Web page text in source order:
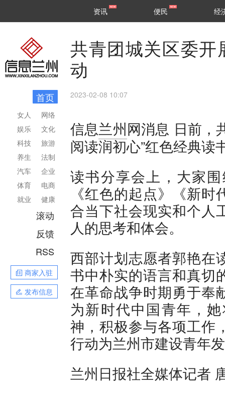
区县
资讯 便民 经
首页
网络
文化
旅游
法制
企业
电商
健康
女人
娱乐
科技
养生
汽车
体育
就业
滚动
反馈
RSS
商家入驻
发布信息
共青团城关区委
动
2023-02-08 10:07
信息兰州网消息 日前，
阅读润初心”红色经典读
读书分享会上，大家
《红色的起点》《新
合当下社会现实和个人
人的思考和体会。
西部计划志愿者郭艳在
书中朴实的语言和真切
在革命战争时期勇于奉
为新时代中国青年，
神，积极参与各项工作
行动为兰州市建设青年
兰州日报社全媒体记者